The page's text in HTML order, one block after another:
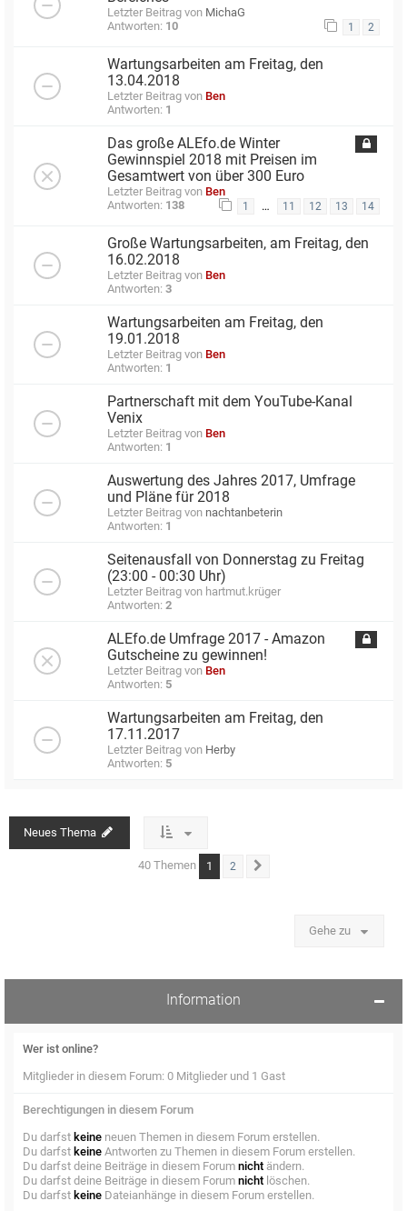
Letzter Beitrag von MichaG
Antworten: 10 1 2
Wartungsarbeiten am Freitag, den
13.04.2018
Letzter Beitrag von Ben
Antworten: 1
Das große ALEfo.de Winter
Gewinnspiel 2018 mit Preisen im
Gesamtwert von über 300 Euro
Letzter Beitrag von Ben
Antworten: 138 1 … 11 12 13 14
Große Wartungsarbeiten, am Freitag, den
16.02.2018
Letzter Beitrag von Ben
Antworten: 3
Wartungsarbeiten am Freitag, den
19.01.2018
Letzter Beitrag von Ben
Antworten: 1
Partnerschaft mit dem YouTube-Kanal
Venix
Letzter Beitrag von Ben
Antworten: 1
Auswertung des Jahres 2017, Umfrage
und Pläne für 2018
Letzter Beitrag von nachtanbeterin
Antworten: 1
Seitenausfall von Donnerstag zu Freitag
(23:00 - 00:30 Uhr)
Letzter Beitrag von hartmut.krüger
Antworten: 2
ALEfo.de Umfrage 2017 - Amazon
Gutscheine zu gewinnen!
Letzter Beitrag von Ben
Antworten: 5
Wartungsarbeiten am Freitag, den
17.11.2017
Letzter Beitrag von Herby
Antworten: 5
Neues Thema
40 Themen 1 2
Gehe zu
Information
Wer ist online?
Mitglieder in diesem Forum: 0 Mitglieder und 1 Gast
Berechtigungen in diesem Forum
Du darfst keine neuen Themen in diesem Forum erstellen.
Du darfst keine Antworten zu Themen in diesem Forum erstellen.
Du darfst deine Beiträge in diesem Forum nicht ändern.
Du darfst deine Beiträge in diesem Forum nicht löschen.
Du darfst keine Dateianhänge in diesem Forum erstellen.